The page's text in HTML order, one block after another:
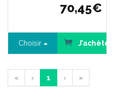
70,45€
Choisir J’achète
« ‹ 1 › »